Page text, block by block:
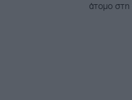
άτομο στη